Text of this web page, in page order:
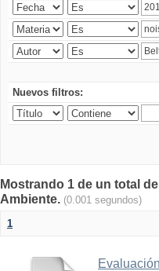
Nuevos filtros:
Mostrando 1 de un total
Ambiente. (0.001 segundos)
1